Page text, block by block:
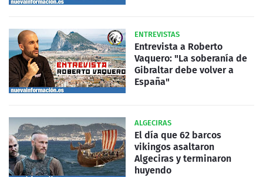
ENTREVISTAS
Entrevista a Roberto
Vaquero: "La soberanía de
Gibraltar debe volver a
España"
ALGECIRAS
El día que 62 barcos
vikingos asaltaron
Algeciras y terminaron
huyendo